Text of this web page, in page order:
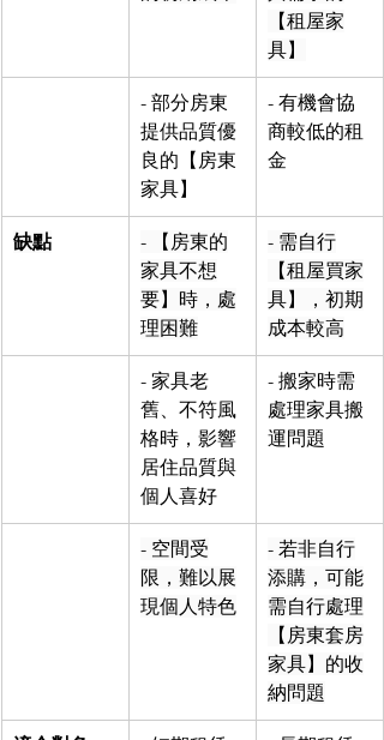
【租屋家
具】
- 部分房東
提供品質優
良的【房東
家具】
- 有機會協
商較低的租
金
缺點
- 【房東的
家具不想
要】時，處
理困難
- 需自行
【租屋買家
具】，初期
成本較高
- 家具老
舊、不符風
格時，影響
居住品質與
個人喜好
- 搬家時需
處理家具搬
運問題
- 空間受
限，難以展
現個人特色
- 若非自行
添購，可能
需自行處理
【房東套房
家具】的收
納問題